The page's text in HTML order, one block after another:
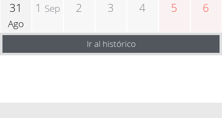
31
Ago
1 Sep 2 3 4 5 6
Ir al histórico